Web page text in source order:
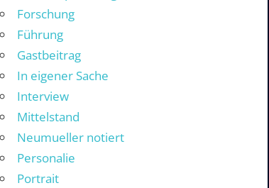
Forschung
Führung
Gastbeitrag
In eigener Sache
Interview
Mittelstand
Neumueller notiert
Personalie
Portrait